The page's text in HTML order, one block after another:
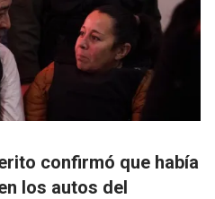
confirmó que había
los autos del